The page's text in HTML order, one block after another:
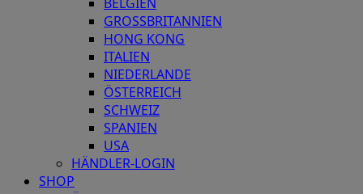
GROSSBRITANNIEN
HONG KONG
ITALIEN
NIEDERLANDE
ÖSTERREICH
SCHWEIZ
SPANIEN
USA
HÄNDLER-LOGIN
SHOP